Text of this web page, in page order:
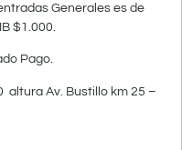
Generales es de
$1.000.
Pago.
altura Av. Bustillo km 25 –